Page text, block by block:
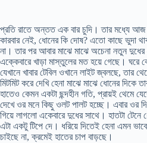
প্রতি রাতে অন্তত এক বার চুদি। তার মধ্যে আজ
কারবার নেই, ধোনের কি দোষ? এতো কাছে ভুদা
না। তার পর আবার মাঝে মাঝে অচেনা নতুন
এক্কেবারে খাড়া মাস্তুলের মত হয়ে গেছে। ঘরে
যেখানে খাবার টেবিল ওখানে লাইট জ্বলছে,
মিটমিট করে দেখি হেনা মাঝে মাঝে ধোনের দিকে
হাতেও কেমন একটা ছন্দহীন গতি, প্রায়ই থেমে
দেখে ওর মনে কিছু ওলট পালট হচ্ছে। এবার ওর
গিয়ে লাগলো একেবারে দুধের সাথে। হাতটা টেনে
এটা একটু টিপে দে। ধরিয়ে দিতেই হেনা এমন
চাইছে না, ক্রমেই হাতের চাপ বাড়ছে।